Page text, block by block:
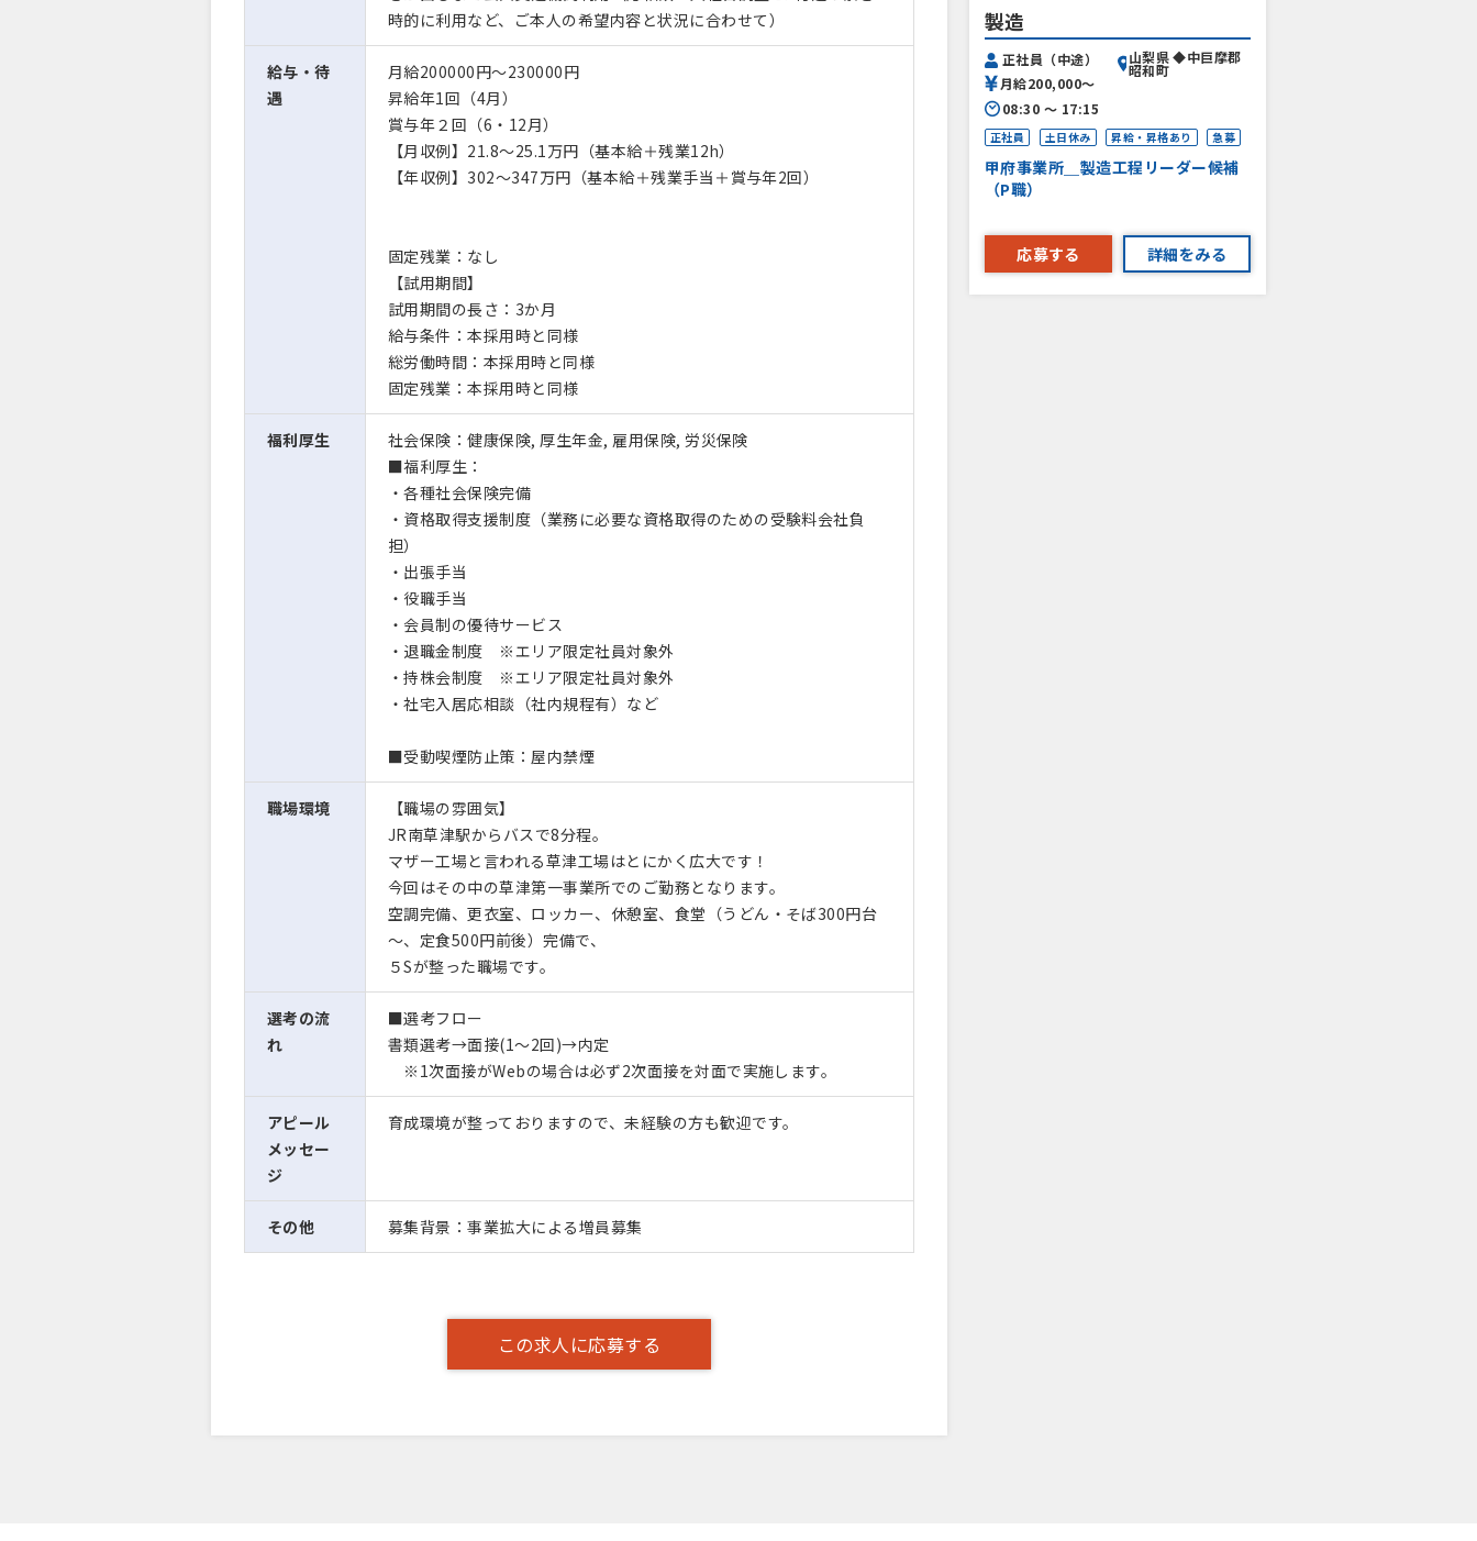
時的に利用など、ご本人の希望内容と状況に合わせて）
給与・待
遇
月給200000円〜230000円
昇給年1回（4月）
賞与年２回（6・12月）
【月収例】21.8～25.1万円（基本給＋残業12h）
【年収例】302～347万円（基本給＋残業手当＋賞与年2回）
固定残業：なし
【試用期間】
試用期間の長さ：3か月
給与条件：本採用時と同様
総労働時間：本採用時と同様
固定残業：本採用時と同様
福利厚生
社会保険：健康保険, 厚生年金, 雇用保険, 労災保険
■福利厚生：
・各種社会保険完備
・資格取得支援制度（業務に必要な資格取得のための受験料会社負
担）
・出張手当
・役職手当
・会員制の優待サービス
・退職金制度 ※エリア限定社員対象外
・持株会制度 ※エリア限定社員対象外
・社宅入居応相談（社内規程有）など
■受動喫煙防止策：屋内禁煙
職場環境
【職場の雰囲気】
JR南草津駅からバスで8分程。
マザー工場と言われる草津工場はとにかく広大です！
今回はその中の草津第一事業所でのご勤務となります。
空調完備、更衣室、ロッカー、休憩室、食堂（うどん・そば300円台
～、定食500円前後）完備で、
５Sが整った職場です。
選考の流
れ
■選考フロー
書類選考→面接(1～2回)→内定
※1次面接がWebの場合は必ず2次面接を対面で実施します。
アピール
メッセー
ジ
育成環境が整っておりますので、未経験の方も歓迎です。
その他 募集背景：事業拡大による増員募集
この求人に応募する
製造
正社員（中途）
月給200,000〜
08:30 〜 17:15
山梨県 ◆中巨摩郡
昭和町
正社員 土日休み 昇給・昇格あり 急募
甲府事業所＿製造工程リーダー候補
（P職）
応募する 詳細をみる